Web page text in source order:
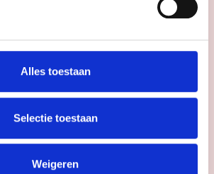
Alles toestaan
Selectie toestaan
Weigeren